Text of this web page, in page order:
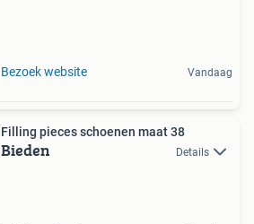
Bezoek website Vandaag
Filling pieces schoenen maat 38
Bieden Details